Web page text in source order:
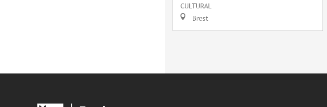
CULTURAL
Brest